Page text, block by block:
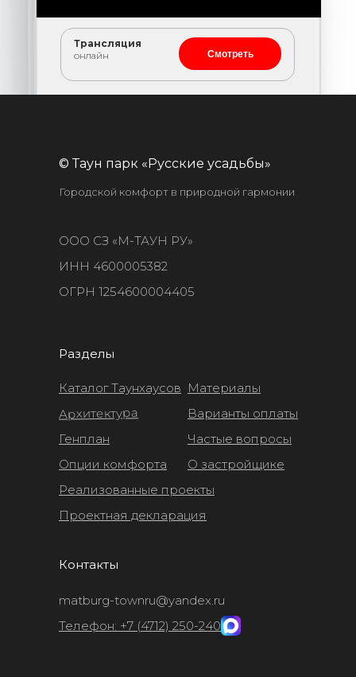
Трансляция
онлайн
Смотреть
Реализованные проекты
Варианты оплаты
Материалы
О застройщике
Опции комфорта
Генплан
Проектная декларация
Контакты
Частые вопросы
Архитектура
Каталог Таунхаусов
Разделы
© Таун парк «Русские усадьбы»
Телефон: +7 (4712) 250-240
matburg-townru@yandex.ru
ОГРН 1254600004405
ООО СЗ «М-ТАУН РУ»
ИНН 4600005382
Городской комфорт в природной гармонии